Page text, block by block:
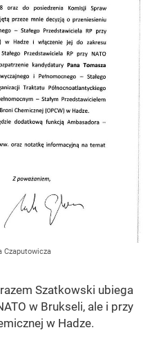
Czaputowicza
Szatkowski ubiega
w Brukseli, ale i przy
w Hadze.